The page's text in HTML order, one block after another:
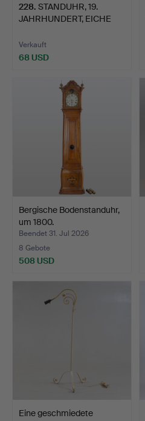
228. STANDUHR, 19.
JAHRHUNDERT, EICHE
Verkauft
68 USD
Bergische Bodenstanduhr,
um 1800.
Beendet 31. Jul 2026
8 Gebote
508 USD
Eine geschmiedete